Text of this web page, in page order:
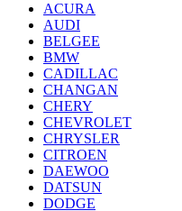
ACURA
AUDI
BELGEE
BMW
CADILLAC
CHANGAN
CHERY
CHEVROLET
CHRYSLER
CITROEN
DAEWOO
DATSUN
DODGE